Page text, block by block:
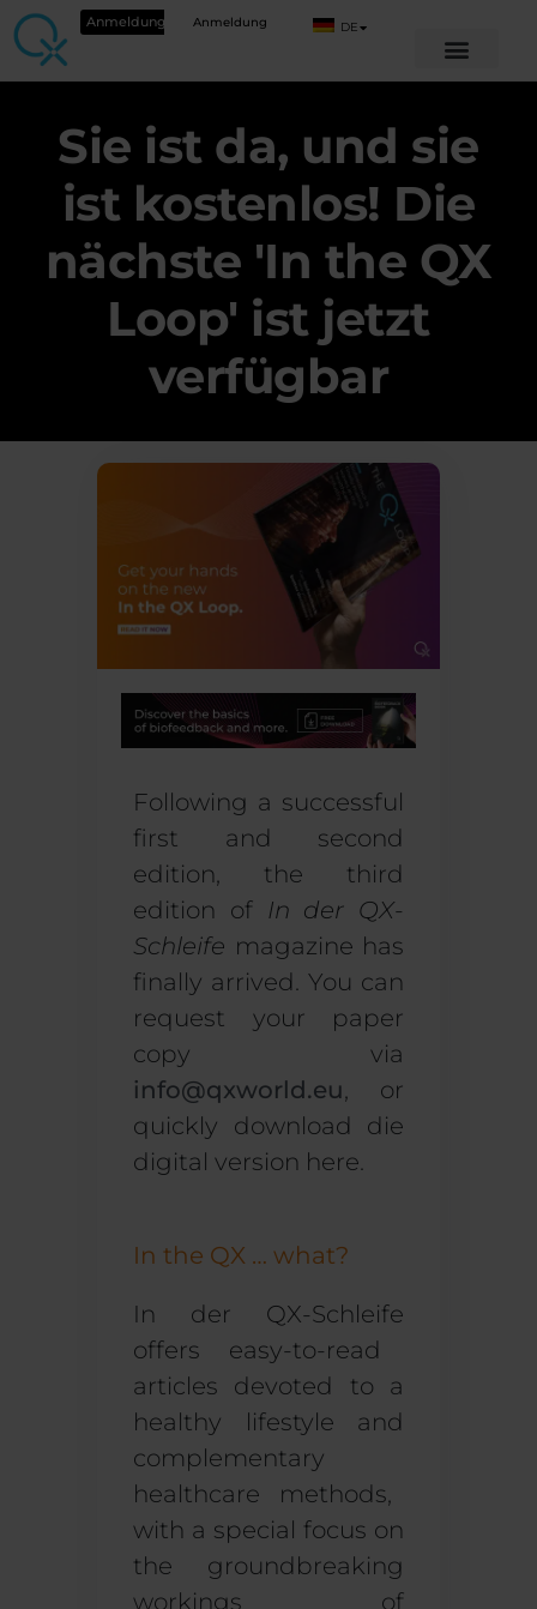
Anmeldung Anmeldung DE
Sie ist da, und sie
ist kostenlos! Die
nächste 'In the QX
Loop' ist jetzt
verfügbar
Following a successful
first and second
edition, the third
edition of In der QX-
Schleife magazine has
finally arrived. You can
request your paper
copy via
info@qxworld.eu, or
quickly download
die
digital version here.
In the QX … what?
In der QX-Schleife
offers easy-to-read
articles devoted to a
healthy lifestyle and
complementary
healthcare methods,
with a special focus on
the groundbreaking
workings of